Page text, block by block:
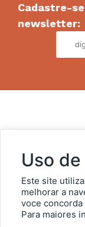
Cadastre-
newsletter:
Uso
Este site
melhorar a
voce
Para maiores